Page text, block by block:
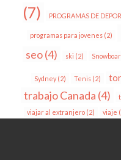
(7)
PROGRAMAS DE
programas para jovenes(2)
seo(4) ski (2)
Sydney(2) Tenis (2)
trabajo Canada (4)
viajar al extranjero (2) viaje